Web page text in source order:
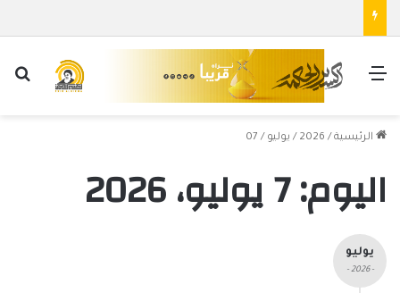
القائمة
الرئيسية /
2026
/ يوليو /
07
اليوم:7 يوليو، 2026
يوليو
- 2026 -